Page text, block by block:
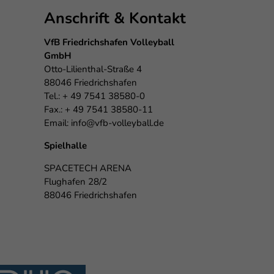
Anschrift & Kontakt
VfB Friedrichshafen Volleyball
GmbH
Otto-Lilienthal-Straße 4
88046 Friedrichshafen
Tel.: + 49 7541 38580-0
Fax.: + 49 7541 38580-11
Email: info@vfb-volleyball.de
Spielhalle
SPACETECH ARENA
Flughafen 28/2
88046 Friedrichshafen
Externe Medien